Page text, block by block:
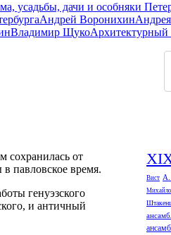
усадьбы, дачи и особняки
Андрей Воронихин
Владимир ЩукоАрхитектурный
сохранилась от
павловское время.
генуэзского
и античный
Вист А.